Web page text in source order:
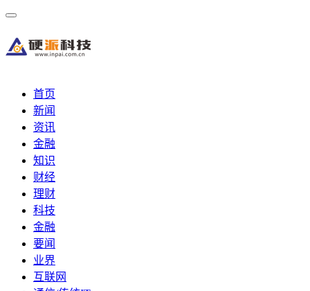
首页
新闻
资讯
金融
知识
财经
理财
科技
金融
要闻
业界
互联网